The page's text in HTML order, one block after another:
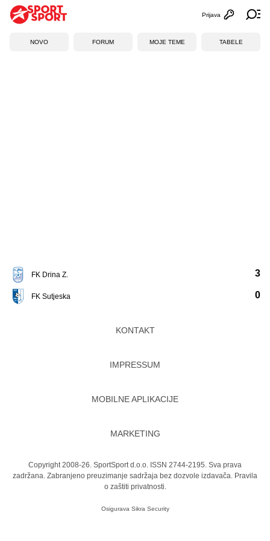
Otvori
Prijava
NOVO FORUM MOJE TEME TABELE
FK Drina Z.
FK Sutjeska
3
0
KONTAKT
IMPRESSUM
MOBILNE APLIKACIJE
MARKETING
Copyright 2008-26. SportSport d.o.o. ISSN 2744-2195. Sva prava
zadržana. Zabranjeno preuzimanje sadržaja bez dozvole izdavača. Pravila
o zaštiti privatnosti.
Osigurava Sikra Security